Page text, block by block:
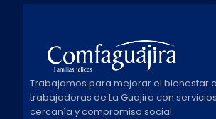
Trabajamos para mejorar el bienestar
trabajadoras de La Guajira con
cercanía y compromiso social.